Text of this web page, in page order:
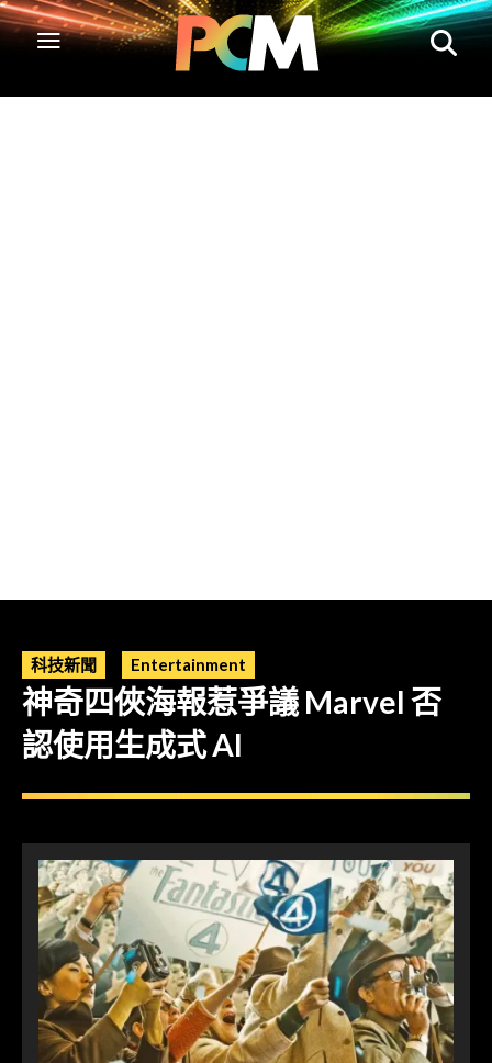
科技新聞 Entertainment
神奇四俠海報惹爭議 Marvel 否
認使用生成式 AI